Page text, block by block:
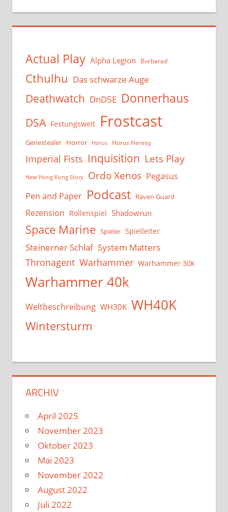
Actual Play Alpha Legion Borbarad
Cthulhu Das schwarze Auge
Deathwatch DnD5E Donnerhaus
DSA Festungswelt Frostcast
Genestealer Horror Horus Horus Heresy
Imperial Fists Inquisition Lets Play
New Hong Kong Story Ordo Xenos Pegasus
Pen and Paper Podcast Raven Guard
Rezension Rollenspiel Shadowrun
Space Marine Spieler Spielleiter
Steinerner Schlaf System Matters
Thronagent Warhammer Warhammer 30k
Warhammer 40k
Weltbeschreibung WH30K WH40K
Wintersturm
ARCHIV
April 2025
November 2023
Oktober 2023
Mai 2023
November 2022
August 2022
Juli 2022